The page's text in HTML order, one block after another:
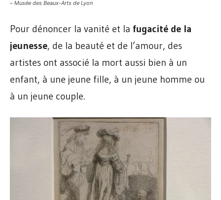
– Musée des Beaux-Arts de Lyon
Pour dénoncer la vanité et la fugacité de la
jeunesse, de la beauté et de l’amour, des
artistes ont associé la mort aussi bien à un
enfant, à une jeune fille, à un jeune homme ou
à un jeune couple.